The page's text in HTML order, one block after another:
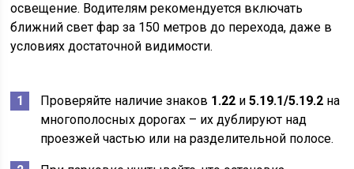
освещение. Водителям рекомендуется включать
ближний свет фар за 150 метров до перехода, даже в
условиях достаточной видимости.
Проверяйте наличие знаков 1.22 и5.19.1/5.19.2 на
многополосных дорогах – их дублируют над
проезжей частью или на разделительной полосе.